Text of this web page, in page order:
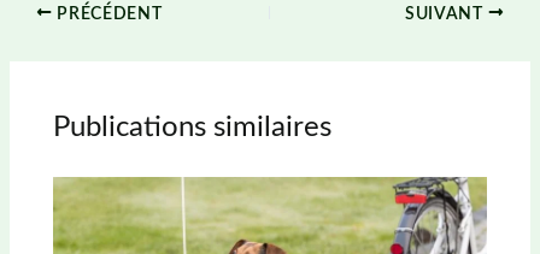
PRÉCÉDENT SUIVANT
Publications similaires